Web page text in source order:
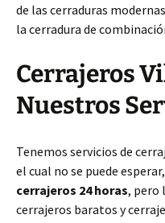
de las cerraduras
la cerradura de
Cerrajeros
Nuestros
Tenemos servicios de
el cual no se puede
cerrajeros 24 horas, pero
cerrajeros baratos y